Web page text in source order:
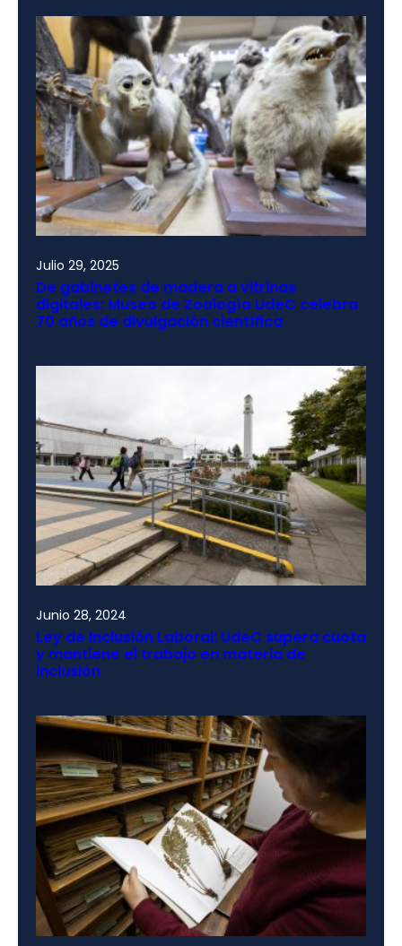
Julio 29, 2025
De gabinetes de madera a vitrinas
digitales: Museo de Zoología UdeC celebra
70 años de divulgación científica
Junio 28, 2024
Ley de Inclusión Laboral: UdeC supera cuota
y mantiene el trabajo en materia de
inclusión